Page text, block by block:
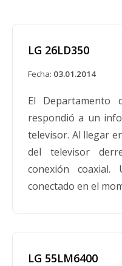
LG 26LD350
Fecha: 03.01.2014
El Departamento
respondió a un
televisor. Al llegar
del televisor
conexión coaxial.
conectado en el
LG 55LM6400